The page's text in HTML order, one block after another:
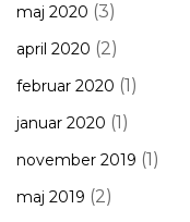
maj 2020 (3)
april 2020 (2)
februar 2020 (1)
januar 2020 (1)
november 2019 (1)
maj 2019 (2)